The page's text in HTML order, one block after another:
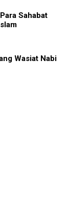
Sahabat
Wasiat Nabi